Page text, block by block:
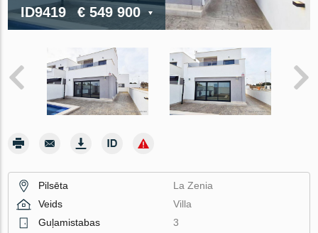
ID9419 € 549 900
Pilsēta
La Zenia
Veids
Villa
Guļamistabas
3